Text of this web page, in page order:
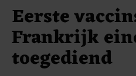
Eerste
Frankrijk
toegediend